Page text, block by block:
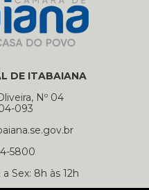
DE ITABAIANA
Nº 04
093
5800
Sex: 8h às 12h